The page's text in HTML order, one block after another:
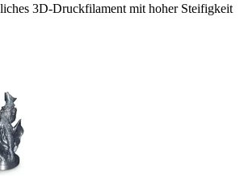
3D-Druckfilament mit hoher Steifigkeit